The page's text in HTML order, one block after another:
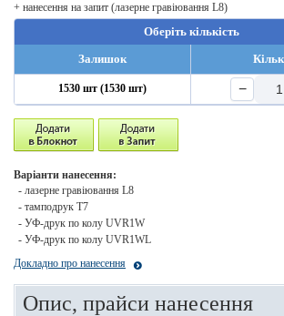
+ нанесення на запит (лазерне гравіювання L8)
Оберіть кількість
Залишок
1530 шт (1530 шт) −
Варіанти нанесення:
- лазерне гравіювання L8
- тамподрук T7
- УФ-друк по колу UVR1W
- УФ-друк по колу UVR1WL
Докладно про нанесення
Опис, прайси нанесення